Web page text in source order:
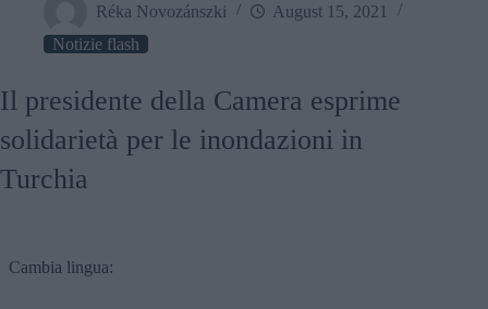
Réka Novozánszki
August 15, 2021
Notizie flash
Il presidente della Camera esprime
solidarietà per le inondazioni in
Turchia
Cambia lingua: